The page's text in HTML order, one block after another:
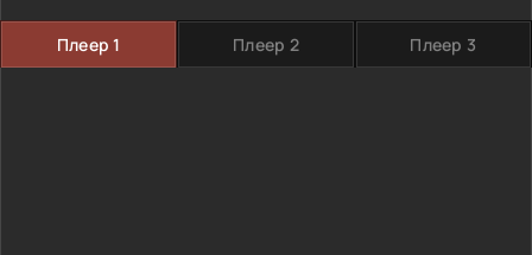
Плеер 1 Плеер 2 Плеер 3